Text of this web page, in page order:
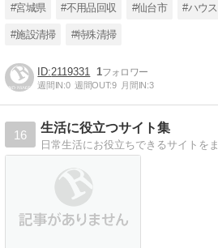
#宮城県 #不用品回収 #仙台市 #ハウ
#施設清掃 #特殊清掃
2119331 1
週間IN:0 週間OUT:9 月間IN:3
16
生活に役立つサイト集
日常生活にお役立ちできるサイトを